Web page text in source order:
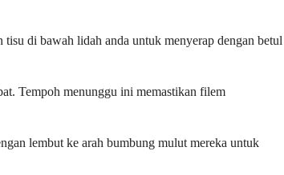
di bawah lidah anda untuk menyerap dengan betul
Tempoh menunggu ini memastikan filem
lembut ke arah bumbung mulut mereka untuk